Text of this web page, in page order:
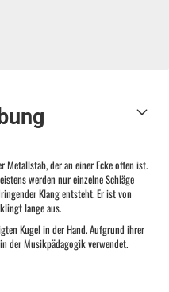
Metallstab, der an einer Ecke offen ist.
werden nur einzelne Schläge
Klang entsteht. Er ist von
lange aus.
Kugel in der Hand. Aufgrund ihrer
der Musikpädagogik verwendet.